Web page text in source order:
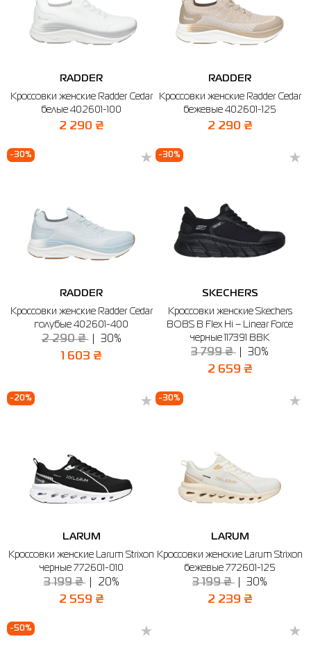
RADDER
Кроссовки женские Radder Cedar
белые 402601-100
2 290 ₴
RADDER
Кроссовки женские Radder Cedar
бежевые 402601-125
2 290 ₴
-30%
RADDER
Кроссовки женские Radder Cedar
голубые 402601-400
2 290 ₴ 30%
1 603 ₴
-30%
SKECHERS
Кроссовки женские Skechers
BOBS B Flex Hi – Linear Force
черные 117391 BBK
3 799 ₴ 30%
2 659 ₴
-20%
LARUM
Кроссовки женские Larum Strixon
черные 772601-010
3 199 ₴ 20%
2 559 ₴
-30%
LARUM
Кроссовки женские Larum Strixon
бежевые 772601-125
3 199 ₴ 30%
2 239 ₴
-50%